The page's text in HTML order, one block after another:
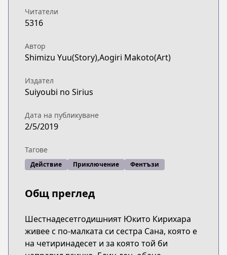
Читатели
5316
Автор
Shimizu Yuu(Story),Aogiri Makoto(Art)
Издател
Suiyoubi no Sirius
Дата на публикуване
2/5/2019
Тагове
Действие Приключение Фентъзи
Общ преглед
Шестнадесетгодишният Юкито Кирихара
живее с по-малката си сестра Сана, която е
на четиринадесет и за която той би